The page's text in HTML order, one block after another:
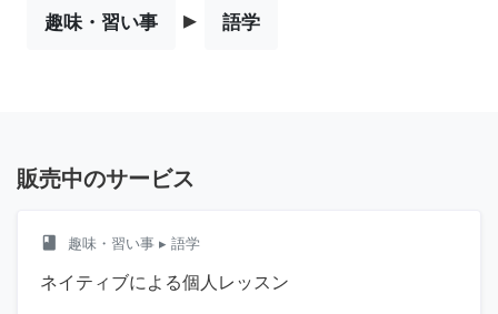
趣味・習い事 ▸ 語学
販売中のサービス
class 趣味・習い事 ▸ 語学
ネイティブによる個人レッスン